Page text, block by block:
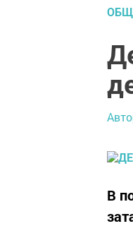
В